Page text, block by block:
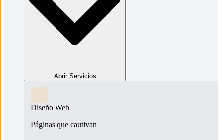
Abrir Servicios
Diseño Web
Páginas que cautivan